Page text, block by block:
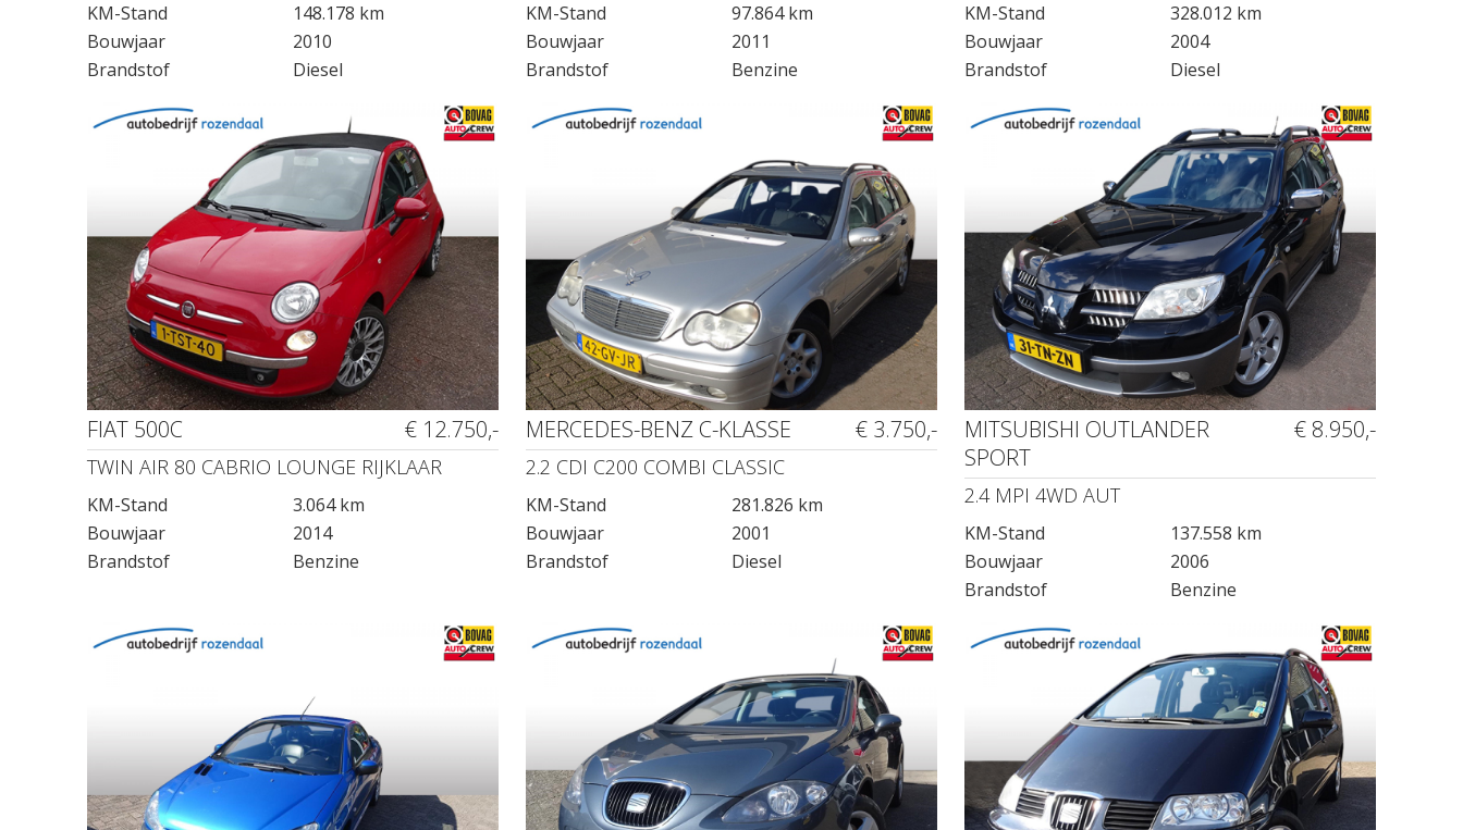
KM-Stand
148.178 km
Bouwjaar
2010
Brandstof
Diesel
KM-Stand
97.864 km
Bouwjaar
2011
Brandstof
Benzine
KM-Stand
328.012 km
Bouwjaar
2004
Brandstof
Diesel
FIAT 500C € 12.750,-
TWIN AIR 80 CABRIO LOUNGE RIJKLAAR
KM-Stand
3.064 km
Bouwjaar
2014
Brandstof
Benzine
MERCEDES-BENZ C-KLASSE € 3.750,-
2.2 CDI C200 COMBI CLASSIC
KM-Stand
281.826 km
Bouwjaar
2001
Brandstof
Diesel
MITSUBISHI OUTLANDER
SPORT
€ 8.950,-
2.4 MPI 4WD AUT
KM-Stand
137.558 km
Bouwjaar
2006
Brandstof
Benzine